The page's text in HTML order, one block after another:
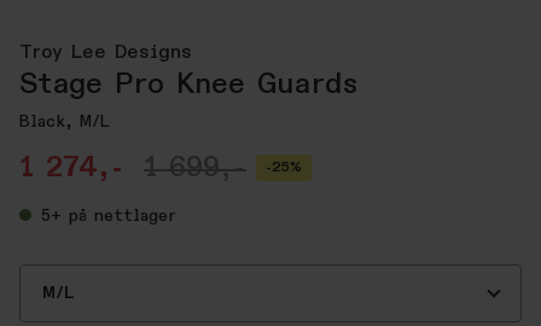
Troy Lee Designs
Stage Pro Knee Guards
Black, M/L
1 274,- 1 699,- -25%
5+ på nettlager
M/L